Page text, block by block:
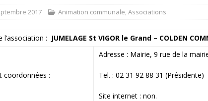
2017 Animation communale,Associations
l’association : JUMELAGE St VIGOR le Grand – COLDEN
coordonnées :
Adresse : Mairie, 9 rue de la
Tel. : 02 31 92 88 31 (Présidente)
Site internet : non.